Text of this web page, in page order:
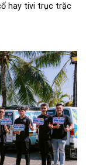
hay tivi trục trặc